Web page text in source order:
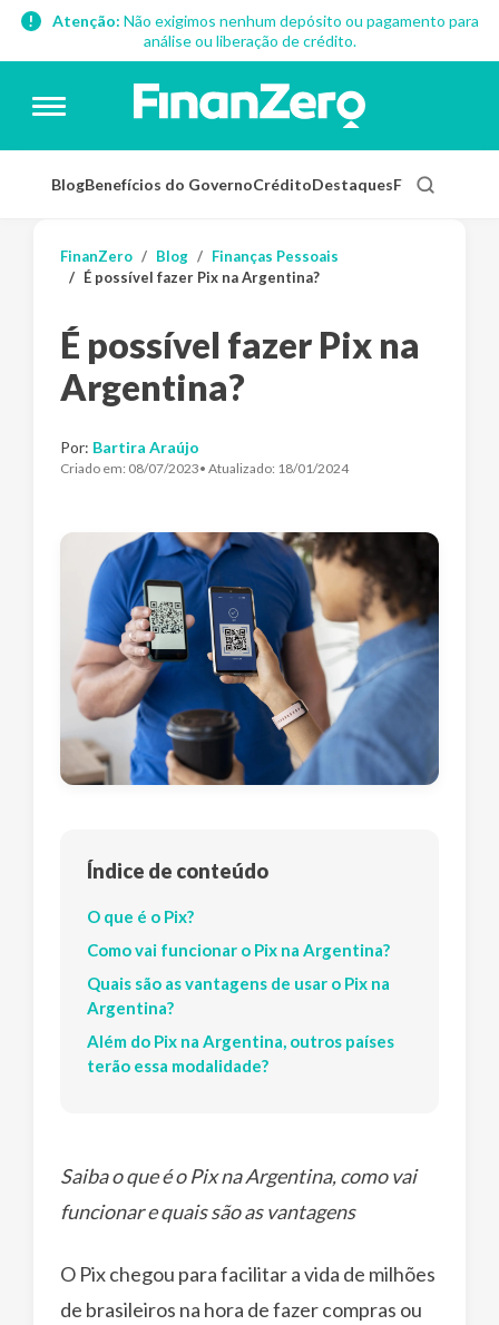
Atenção: Não exigimos nenhum depósito ou pagamento para
análise ou liberação de crédito.
BlogBenefícios do GovernoCréditoDestaquesFinanças
FinanZero Blog
Finanças Pessoais
É possível fazer Pix na Argentina?
É possível fazer Pix na
Argentina?
Por: Bartira Araújo
Criado em: 08/07/2023• Atualizado: 18/01/2024
Índice de conteúdo
O que é o Pix?
Como vai funcionar o Pix na Argentina?
Quais são as vantagens de usar o Pix na
Argentina?
Além do Pix na Argentina, outros países
terão essa modalidade?
Saiba o que é o Pix na Argentina, como vai
funcionar e quais são as vantagens
O Pix chegou para facilitar a vida de milhões
de brasileiros na hora de fazer compras ou